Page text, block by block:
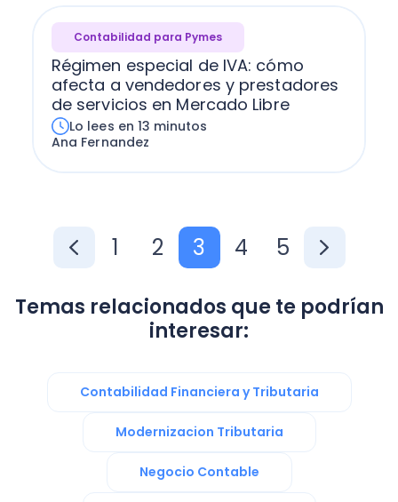
Contabilidad para Pymes
Régimen especial de IVA: cómo
afecta a vendedores y prestadores
de servicios en Mercado Libre
Lo lees en 13 minutos
Ana Fernandez
1 2 3 4 5
Temas relacionados que te podrían
interesar:
Contabilidad Financiera y Tributaria
Modernizacion Tributaria
Negocio Contable